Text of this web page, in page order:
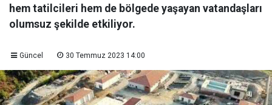
hem tatilcileri hem de bölgede yaşayan vatandaşları
olumsuz şekilde etkiliyor.
Güncel 30 Temmuz 2023 14:00